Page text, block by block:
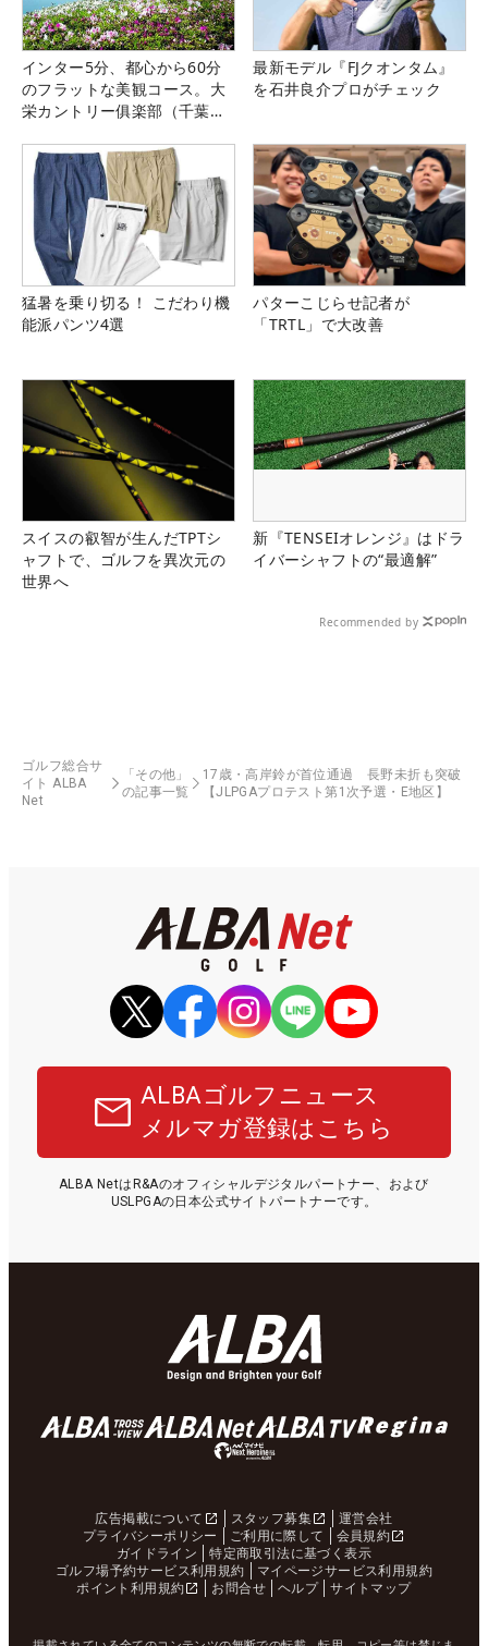
インター5分、都心から60分
のフラットな美観コース。大
栄カントリー俱楽部（千葉
最新モデル『FJクオンタム』
を石井良介プロがチェック
猛暑を乗り切る！ こだわり機
能派パンツ4選
パターこじらせ記者が
「TRTL」で大改善
スイスの叡智が生んだTPTシ
ャフトで、ゴルフを異次元の
世界へ
新『TENSEIオレンジ』はドラ
イバーシャフトの“最適解”
Recommended by
ゴルフ総合サ
イト ALBA
Net
「その他」
の記事一覧
17歳・高岸鈴が首位通過 長野未折も突破
【JLPGAプロテスト第1次予選・E地区】
ALBAゴルフニュース
メルマガ登録はこちら
ALBA NetはR&Aのオフィシャルデジタルパートナー、および
USLPGAの日本公式サイトパートナーです。
広告掲載について スタッフ募集
運営会社
プライバシーポリシー
ご利用に際して
会員規約
ガイドライン
特定商取引法に基づく表示
ゴルフ場予約サービス利用規約
マイページサービス利用規約
ポイント利用規約
お問合せ ヘルプ サイトマップ